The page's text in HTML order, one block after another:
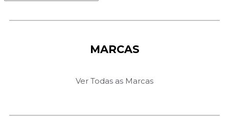
MARCAS
Ver Todas as Marcas